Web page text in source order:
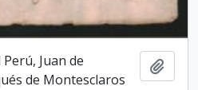
Juan de
de Montesclaros